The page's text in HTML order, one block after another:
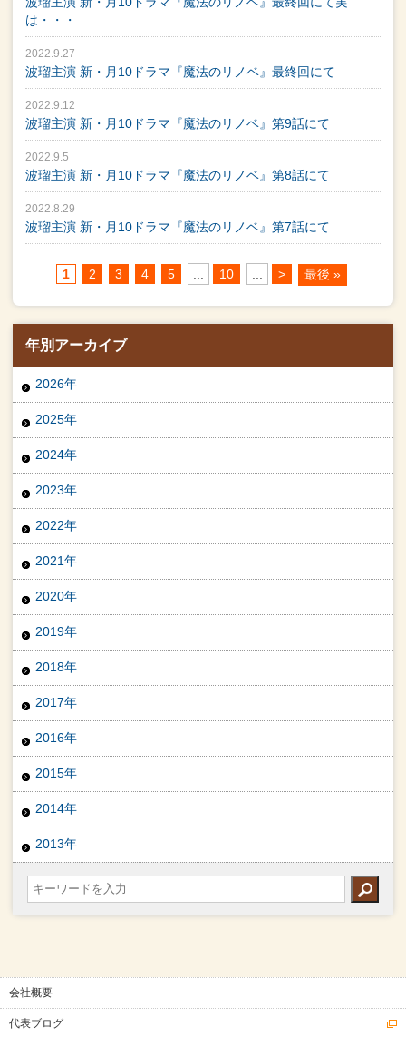
は・・・
2022.9.27
波瑠主演 新・月10ドラマ『魔法のリノベ』最終回にて
2022.9.12
波瑠主演 新・月10ドラマ『魔法のリノベ』第9話にて
2022.9.5
波瑠主演 新・月10ドラマ『魔法のリノベ』第8話にて
2022.8.29
波瑠主演 新・月10ドラマ『魔法のリノベ』第7話にて
1 2 3 4 5 10 > 最後 »
年別アーカイブ
2026年
2025年
2024年
2023年
2022年
2021年
2020年
2019年
2018年
2017年
2016年
2015年
2014年
2013年
会社概要
代表ブログ